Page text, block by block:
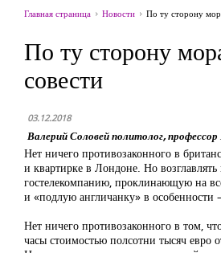
Главная страница Новости По ту сторону
По ту сторону
совести
03.12.2018
Валерий Соловей политолог,
Нет ничего противозаконного в
и квартирке в Лондоне. Но
гостелекомпанию, проклинающую на
и «подлую англичанку» в особенности
Нет ничего противозаконного в том,
часы стоимостью полсотни тысяч евро